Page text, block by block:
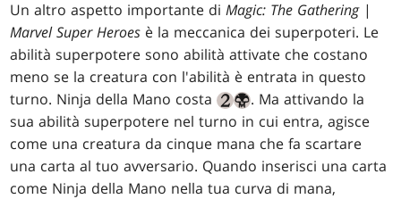
Un altro aspetto importante diMagic: The Gathering|
Marvel Super Heroes è la meccanica dei superpoteri. Le
abilità superpotere sono abilità attivate che costano
meno se la creatura con l'abilità è entrata in questo
turno. Ninja della Mano costa
. Ma attivando la
sua abilità superpotere nel turno in cui entra, agisce
come una creatura da cinque mana che fa scartare
una carta al tuo avversario. Quando inserisci una carta
come Ninja della Mano nella tua curva di mana,